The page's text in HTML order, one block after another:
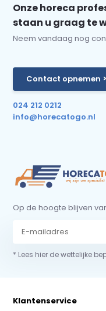
Onze horeca
staan u graag te
Neem vandaag nog
Contact opnemen >
024 212 0212
info@horecatogo.nl
Op de hoogte blijven
* Lees hier de wettelijke
Klantenservice